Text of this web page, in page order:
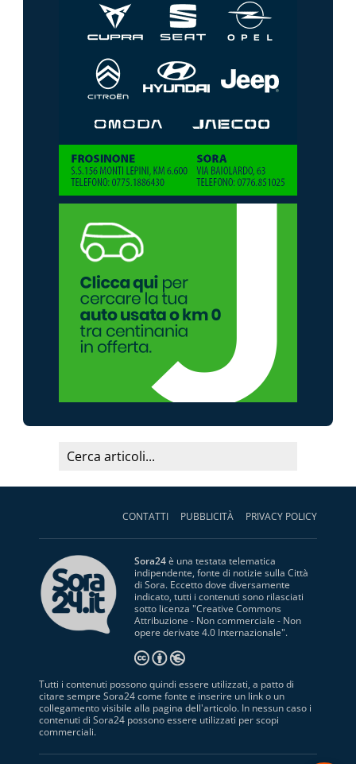
CONTATTI PUBBLICITÀ PRIVACY POLICY
Sora24è una testata telematica
indipendente, fonte di notizie sulla Città
di Sora. Eccetto dove diversamente
indicato, tutti i contenuti sono rilasciati
sotto licenza "Creative Commons
Attribuzione - Non commerciale - Non
opere derivate 4.0 Internazionale".
Tutti i contenuti possono quindi essere utilizzati, a patto di
citare sempre Sora24 come fonte e inserire un link o un
collegamento visibile alla pagina dell'articolo. In nessun caso i
contenuti di Sora24 possono essere utilizzati per scopi
commerciali.